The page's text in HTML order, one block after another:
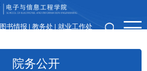
图书情报 教务处
就业工作处
院务公开